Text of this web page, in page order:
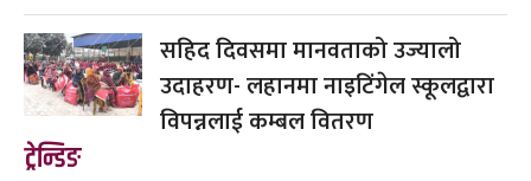
सहिद दिवसमा मानवताको उज्यालो
उदाहरण- लहानमा नाइटिंगेल स्कूलद्वारा
विपन्नलाई कम्बल वितरण
ट्रेन्डिङ